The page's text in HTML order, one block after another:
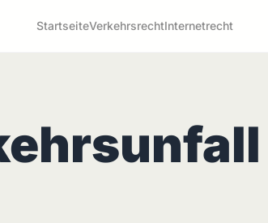
StartseiteVerkehrsrechtInternetrecht